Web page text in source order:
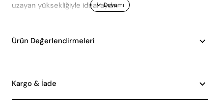
uzayan yüksekliğiyle ideal aydın
Ürün Değerlendirmeleri
Kargo & İade